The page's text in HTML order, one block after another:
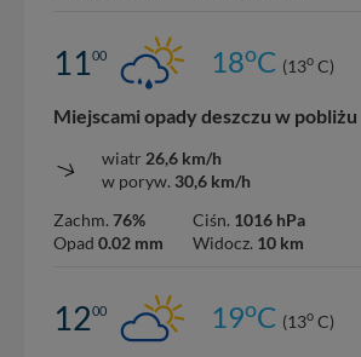
1100 18oC (13o C)
Miejscami opady deszczu w pobliżu
wiatr 26,6 km/h
w poryw. 30,6 km/h
Zachm. 76%
Opad 0.02 mm
Ciśn. 1016 hPa
Widocz. 10 km
1200 19oC (13o C)